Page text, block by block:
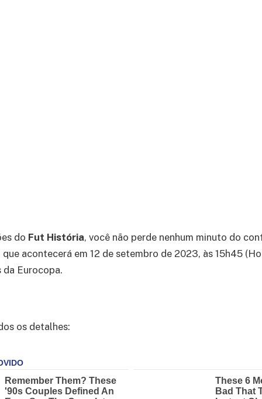
do Fut História, você não perde nenhum minuto do
acontecerá em 12 de setembro de 2023, às 15h45
Eurocopa.
os detalhes: